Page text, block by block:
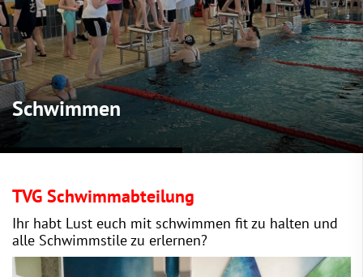
Schwimmen
TVG Schwimmabteilung
Ihr habt Lust euch mit schwimmen fit zu halten und
alle Schwimmstile zu erlernen?